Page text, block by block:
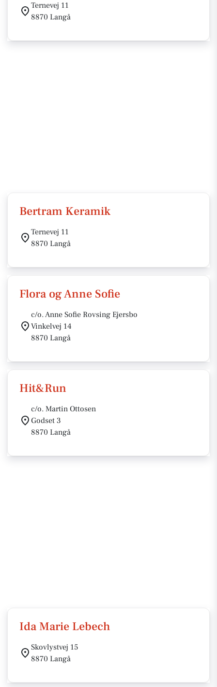
Ternevej 11
8870 Langå
Bertram Keramik
Ternevej 11
8870 Langå
Flora og Anne Sofie
c/o. Anne Sofie Rovsing Ejersbo
Vinkelvej 14
8870 Langå
Hit&Run
c/o. Martin Ottosen
Godset 3
8870 Langå
Ida Marie Lebech
Skovlystvej 15
8870 Langå